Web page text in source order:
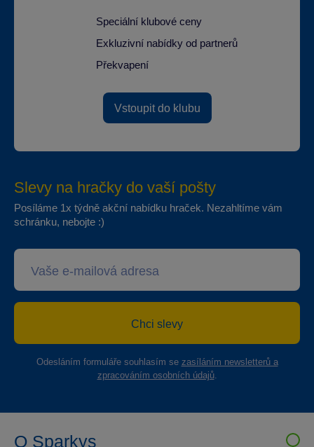
Speciální klubové ceny
Exkluzivní nabídky od partnerů
Překvapení
Vstoupit do klubu
Slevy na hračky do vaší pošty
Posíláme 1x týdně akční nabídku hraček. Nezahltíme vám
schránku, nebojte :)
Chci slevy
Odesláním formuláře souhlasím se zasíláním newsletterů a
zpracováním osobních údajů.
O Sparkys